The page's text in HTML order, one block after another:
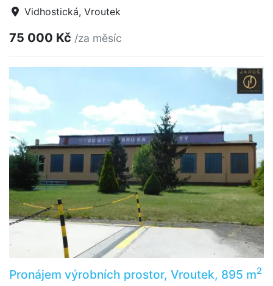
Vidhostická, Vroutek
75 000 Kč /za měsíc
Pronájem výrobních prostor, Vroutek, 895 m2